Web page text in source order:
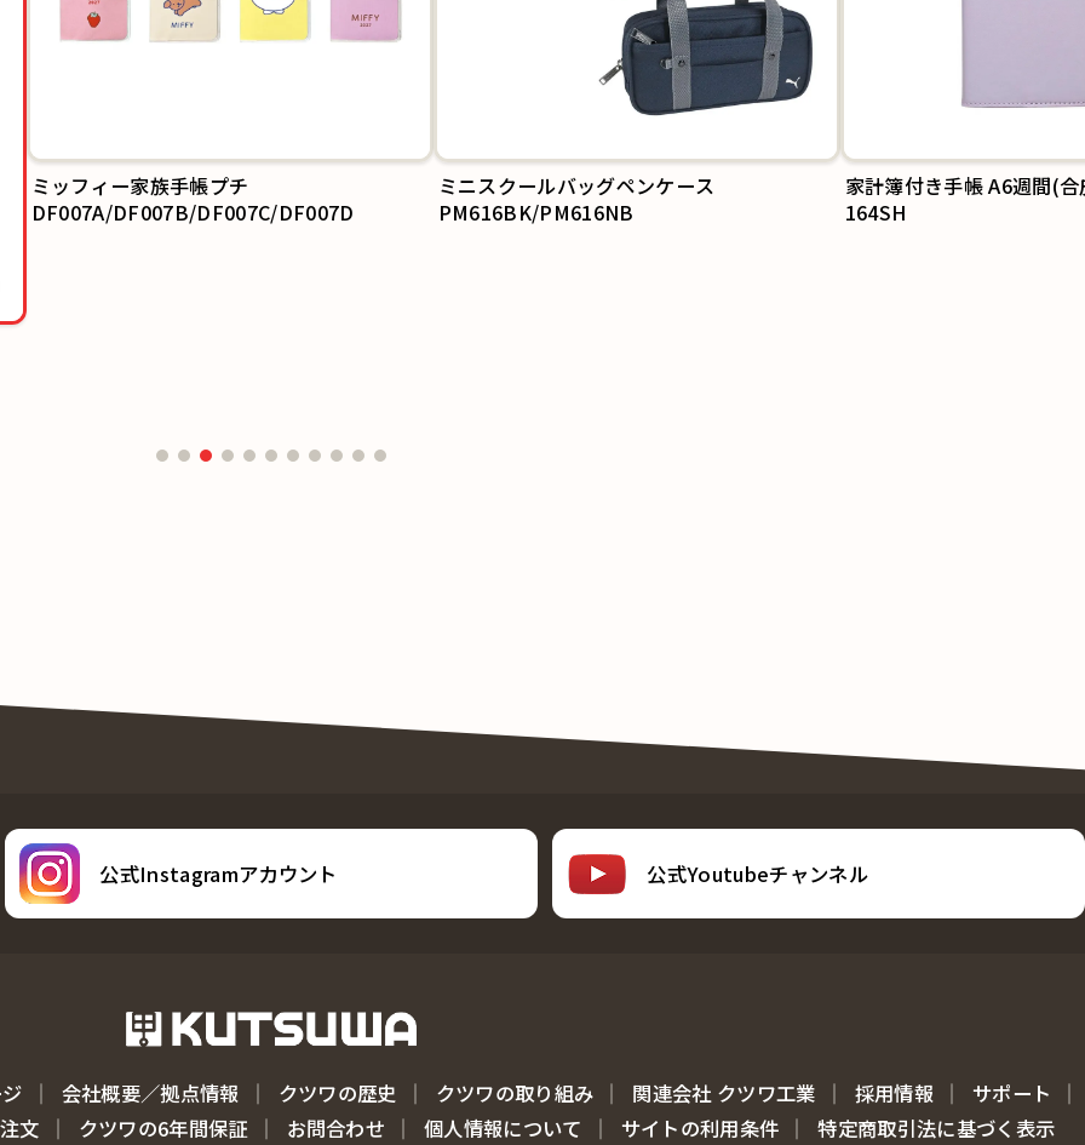
ミニスクールバッグペンケース
PM616BK/PM616NB
家計簿付き手帳 A6週間(
164SH
公式Instagramアカウント 公式Youtubeチャンネル
会社概要／拠点情報 クツワの歴史 クツワの取り組み 関連会社 クツワ工業 採用情報
サポート
文
クツワの6年間保証 お問合わせ 個人情報について サイトの利用条件 特定商取引法に基づく表示